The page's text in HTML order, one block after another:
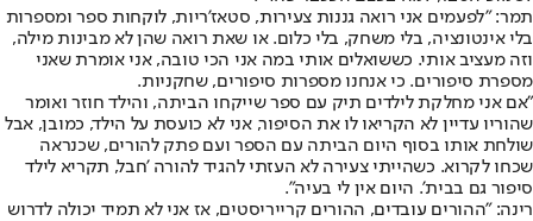
תמר: "לפעמים אני רואה גננות צעירות, סטאז'ריות, לוקחות ספר ומספרות
בלי אינטונציה, בלי משחק, בלי כלום. או שאת רואה שהן לא מבינות מילה,
וזה מעציב אותי. כששואלים אותי במה אני הכי טובה, אני אומרת שאני
מספרת סיפורים. כי אנחנו מספרות סיפורים, שחקניות.
"אם אני מחלקת לילדים תיק עם ספר שייקחו הביתה, והילד חוזר ואומר
שהוריו עדיין לא הקריאו לו את הסיפור, אני לא כועסת על הילד, כמובן, אבל
שולחת אותו בסוף היום הביתה עם הספר ועם פתק להורים, שכנראה
שכחו לקרוא. כשהייתי צעירה לא העזתי להגיד להורה 'חבל, תקריא לילד
סיפור גם בבית'. היום אין לי בעיה".
רינה: "ההורים עובדים, ההורים קרייריסטים, אז אני לא תמיד יכולה לדרוש